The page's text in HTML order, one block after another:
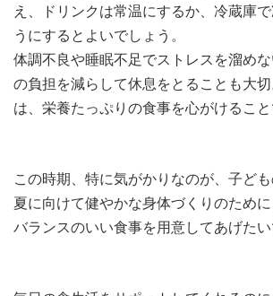
え、ドリンクは常温にするか、冷蔵庫
うにするとよいでしょう。
体調不良や睡眠不足でストレスを溜め
の負担を減らして休息をとることも大
は、栄養たっぷりの食事を心がけること
この時期、特に気がかりなのが、子ども
夏に向けて健やかな身体づくりのため
バランスのいい食事を用意してあげたい